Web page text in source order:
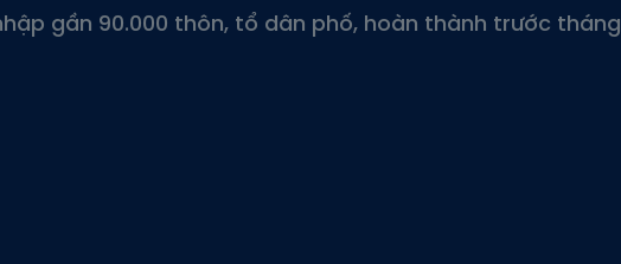
gần 90.000 thôn, tổ dân phố, hoàn thành trước tháng